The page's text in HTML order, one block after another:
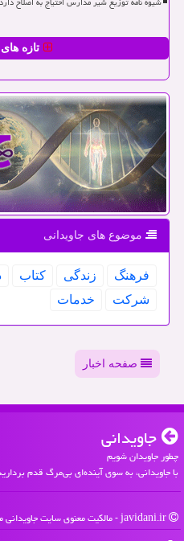
تازه
موضوع های جاویدانی
فرهنگ زندگی كتاب
شركت
خدمات
صفحه اخبار
جاویدانی
چطور جاویدان شویم
با جاویدانی، به سوی آینده‌ای بی‌مرگ قدم